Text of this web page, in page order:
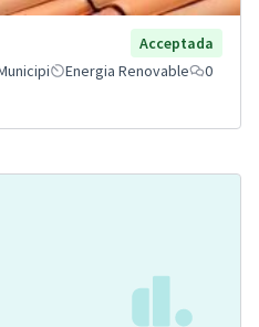
Acceptada
Energia Renovable
0